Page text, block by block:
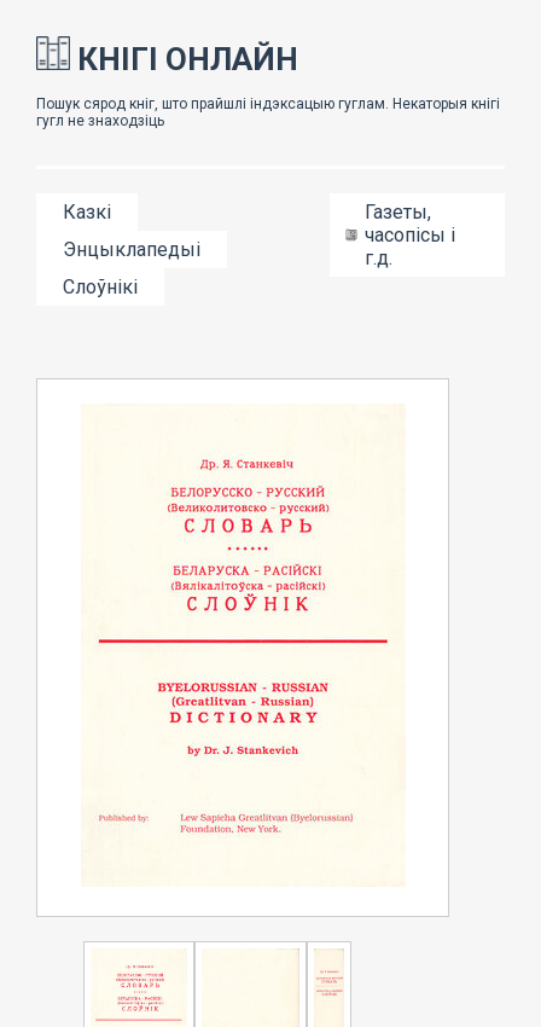
КНІГІ ОНЛАЙН
Казкі
Энцыклапедыі
Слоўнікі
Газеты,
часопісы і
г.д.